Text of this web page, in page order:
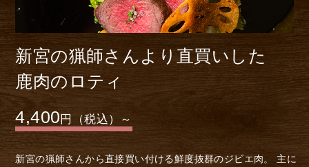
新宮の猟師さんより 直買いした
鹿肉のロティ
4,400 円（税込）～
新宮の猟師さんから直接買い付ける鮮度抜群のジビエ肉。
主に